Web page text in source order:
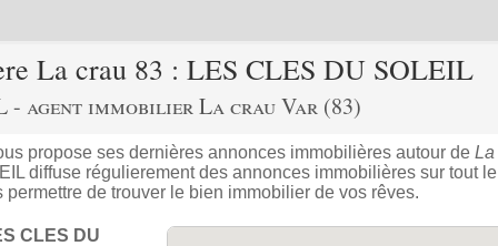
La crau 83 : LES CLES DU SOLEIL
- agent immobilier La crau Var (83)
propose ses dernières annonces immobilières autour de La
diffuse régulierement des annonces immobilières sur tout le
de trouver le bien immobilier de vos rêves.
CLES DU